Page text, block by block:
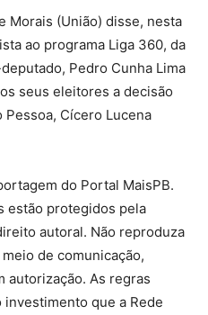
Morais (União) disse, nesta
ao programa Liga 360, da
Pedro Cunha Lima
seus eleitores a decisão
Cícero Lucena
do Portal MaisPB.
estão protegidos pela
autoral. Não reproduza
de comunicação,
autorização. As regras
que a Rede